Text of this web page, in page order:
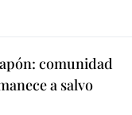
comunidad
a salvo